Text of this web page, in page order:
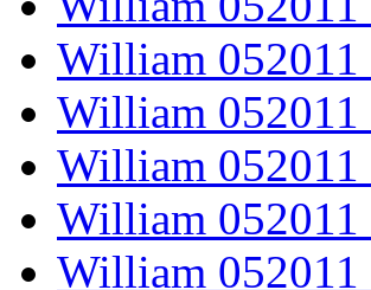
William 052011
William
William 052011
William
William 052011